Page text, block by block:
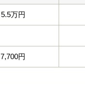
5.5万円
7,700円